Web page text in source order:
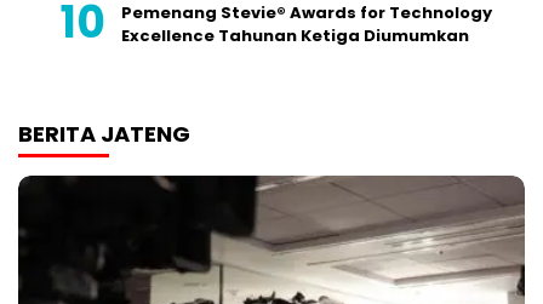
Pemenang Stevie® Awards for Technology
Excellence Tahunan Ketiga Diumumkan
BERITA JATENG